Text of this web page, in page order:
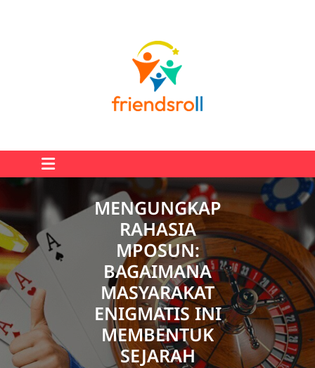
MENGUNGKAP
RAHASIA
MPOSUN:
BAGAIMANA
MASYARAKAT
ENIGMATIS INI
MEMBENTUK
SEJARAH